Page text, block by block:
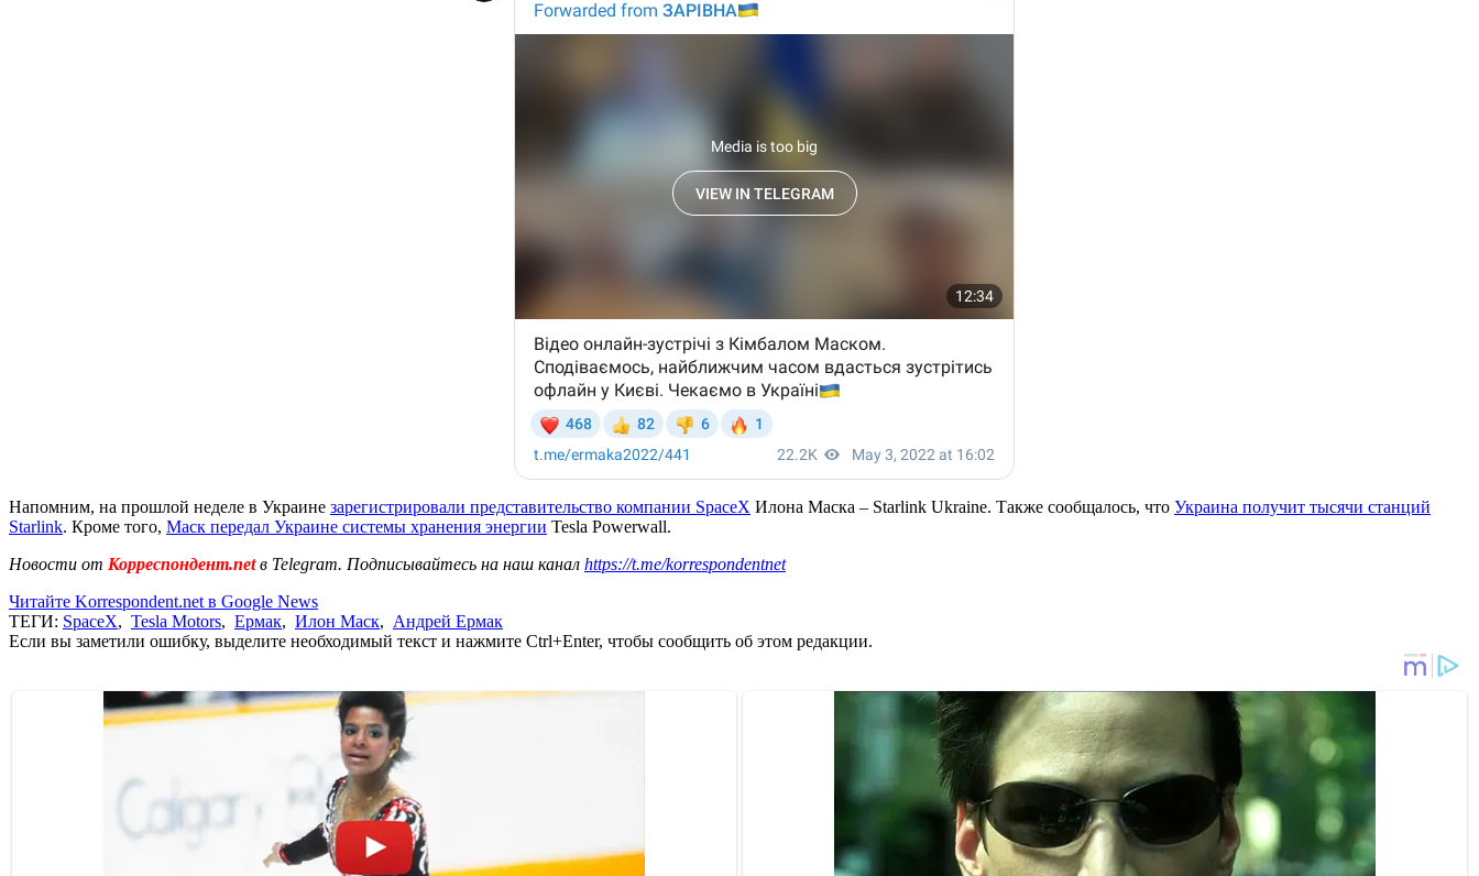
Напомним, на прошлой неделе в Украине зарегистрировали представительство компании SpaceX Илона Маска – Starlink Ukraine. Также сообщалось, что Украина получит тысячи станций
Starlink. Кроме того, Маск передал Украине системы хранения энергии Tesla Powerwall.
Новости от Корреспондент.netв Telegram. Подписывайтесь на наш канал https://t.me/korrespondentnet
Читайте Korrespondent.net в Google News
ТЕГИ: SpaceX, Tesla Motors, Ермак, Илон Маск, Андрей Ермак
Если вы заметили ошибку, выделите необходимый текст и нажмите Ctrl+Enter, чтобы сообщить об этом редакции.